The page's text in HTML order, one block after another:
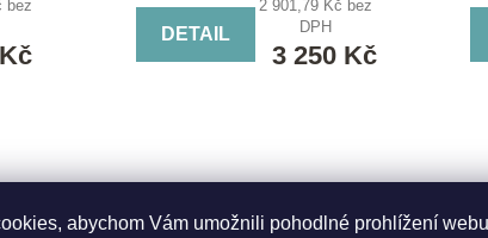
abychom Vám umožnili pohodlné prohlížení
bez
DETAIL
2 901,79 Kč bez
DPH
3 250 Kč